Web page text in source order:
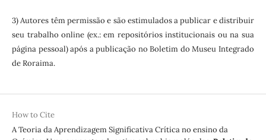
3) Autores têm permissão e são estimulados a publicar e distribuir
seu trabalho online (ex.: em repositórios institucionais ou na sua
página pessoal) após a publicação no Boletim do Museu Integrado
de Roraima.
How to Cite
A Teoria da Aprendizagem Significativa Crítica no ensino da